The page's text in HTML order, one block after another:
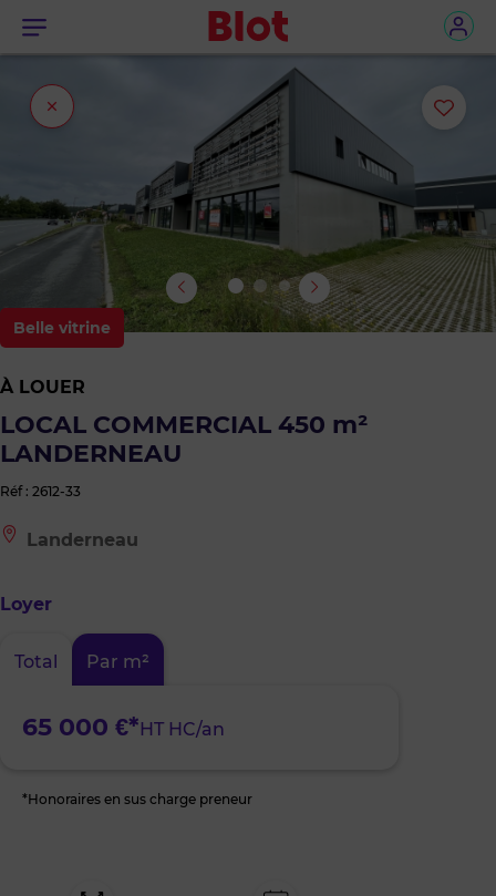
Menu
Fermer
l'onglet
le
bien
Belle vitrine
À LOUER
LOCAL COMMERCIAL 450 m²
LANDERNEAU
Réf : 2612-33
Le
bien
à
Landerneau
Landerneau
Loyer
Total Par m²
65 000 €*HT HC/an
*Honoraires en sus charge preneur